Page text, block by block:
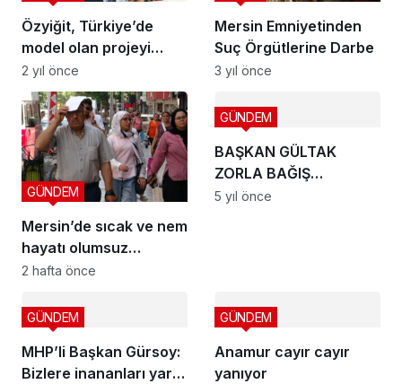
Özyiğit, Türkiye’de
model olan projeyi
Eğitim Maratonunda
anlattı
2 yıl önce
Mersin Emniyetinden
Suç Örgütlerine Darbe
3 yıl önce
Mersin’de sıcak ve nem
hayatı olumsuz
etkiliyor
GÜNDEM
2 hafta önce
BAŞKAN GÜLTAK
ZORLA BAĞIŞ
İDDİALARINA RESMİ
GÜNDEM
5 yıl önce
MHP’li Başkan Gürsoy:
Bizlere inananları yarı
GÜNDEM
Anamur cayır cayır
yanıyor
GÜNDEM